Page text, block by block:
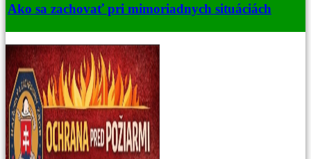
Ako sa zachovať pri mimoriadnych situáciách